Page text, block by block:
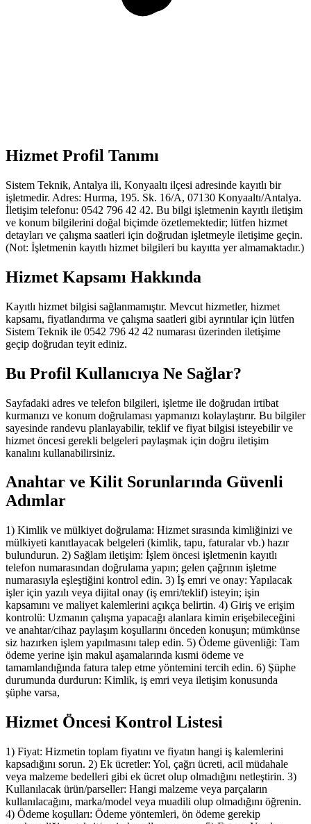
Hizmet Profil Tanımı
Sistem Teknik, Antalya ili, Konyaaltı ilçesi adresinde kayıtlı bir
işletmedir. Adres: Hurma, 195. Sk. 16/A, 07130 Konyaaltı/Antalya.
İletişim telefonu: 0542 796 42 42. Bu bilgi işletmenin kayıtlı iletişim
ve konum bilgilerini doğal biçimde özetlemektedir; lütfen hizmet
detayları ve çalışma saatleri için doğrudan işletmeyle iletişime geçin.
(Not: İşletmenin kayıtlı hizmet bilgileri bu kayıtta yer almamaktadır.)
Hizmet Kapsamı Hakkında
Kayıtlı hizmet bilgisi sağlanmamıştır. Mevcut hizmetler, hizmet
kapsamı, fiyatlandırma ve çalışma saatleri gibi ayrıntılar için lütfen
Sistem Teknik ile 0542 796 42 42 numarası üzerinden iletişime
geçip doğrudan teyit ediniz.
Bu Profil Kullanıcıya Ne Sağlar?
Sayfadaki adres ve telefon bilgileri, işletme ile doğrudan irtibat
kurmanızı ve konum doğrulaması yapmanızı kolaylaştırır. Bu bilgiler
sayesinde randevu planlayabilir, teklif ve fiyat bilgisi isteyebilir ve
hizmet öncesi gerekli belgeleri paylaşmak için doğru iletişim
kanalını kullanabilirsiniz.
Anahtar ve Kilit Sorunlarında Güvenli
Adımlar
1) Kimlik ve mülkiyet doğrulama: Hizmet sırasında kimliğinizi ve
mülkiyeti kanıtlayacak belgeleri (kimlik, tapu, faturalar vb.) hazır
bulundurun. 2) Sağlam iletişim: İşlem öncesi işletmenin kayıtlı
telefon numarasından doğrulama yapın; gelen çağrının işletme
numarasıyla eşleştiğini kontrol edin. 3) İş emri ve onay: Yapılacak
işler için yazılı veya dijital onay (iş emri/teklif) isteyin; işin
kapsamını ve maliyet kalemlerini açıkça belirtin. 4) Giriş ve erişim
kontrolü: Uzmanın çalışma yapacağı alanlara kimin erişebileceğini
ve anahtar/cihaz paylaşım koşullarını önceden konuşun; mümkünse
siz hazırken işlem yapılmasını talep edin. 5) Ödeme güvenliği: Tam
ödeme yerine işin makul aşamalarında kısmi ödeme ve
tamamlandığında fatura talep etme yöntemini tercih edin. 6) Şüphe
durumunda durdurun: Kimlik, iş emri veya iletişim konusunda
şüphe varsa,
Hizmet Öncesi Kontrol Listesi
1) Fiyat: Hizmetin toplam fiyatını ve fiyatın hangi iş kalemlerini
kapsadığını sorun. 2) Ek ücretler: Yol, çağrı ücreti, acil müdahale
veya malzeme bedelleri gibi ek ücret olup olmadığını netleştirin. 3)
Kullanılacak ürün/parseller: Hangi malzeme veya parçaların
kullanılacağını, marka/model veya muadili olup olmadığını öğrenin.
4) Ödeme koşulları: Ödeme yöntemleri, ön ödeme gerekip